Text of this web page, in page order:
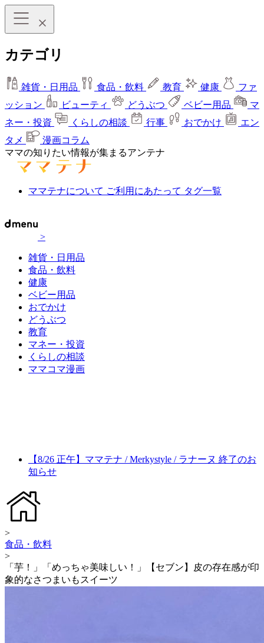
カテゴリ
雑貨・日用品 食品・飲料 教育 健康
ファ
ッション
ビューティ どうぶつ ベビー用品
マ
ネー・投資
くらしの相談 行事 おでかけ
エン
タメ
漫画コラム
ママの知りたい情報が集まるアンテナ
ママテナについて ご利用にあたって タグ一覧
>
雑貨・日用品
食品・飲料
健康
ベビー用品
おでかけ
どうぶつ
教育
マネー・投資
くらしの相談
ママコマ漫画
【8/26 正午】ママテナ / Merkystyle / ラナーヌ 終了のお
知らせ
>
食品・飲料
>
「芋！」「めっちゃ美味しい！」【セブン】皮の存在感が印
象的なさつまいもスイーツ